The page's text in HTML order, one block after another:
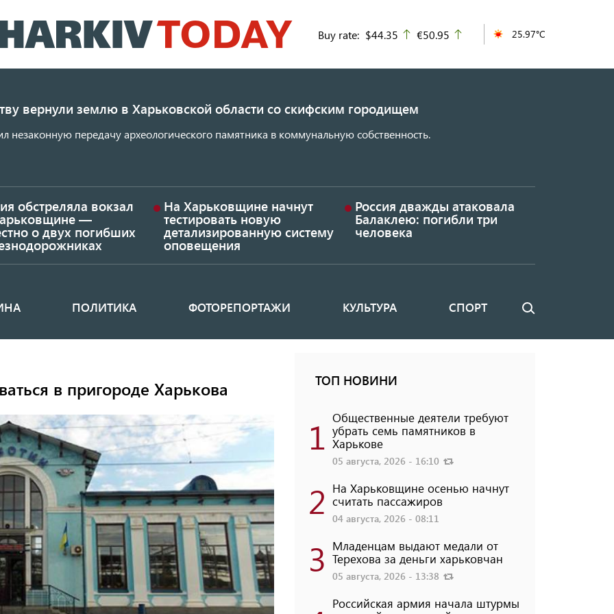
к
основному
Buy rate: $44.35 up
€50.95 25.97°C
вернули землю в Харьковской области со скифским городищем
незаконную передачу археологического памятника в коммунальную собственность.
обстреляла вокзал
—
о двух погибших
На Харьковщине начнут
тестировать новую
детализированную систему
оповещения
Россия дважды атаковала
Балаклею: погибли три
человека
ПОЛИТИКА ФОТОРЕПОРТАЖИ КУЛЬТУРА СПОРТ Поиск
в пригороде Харькова ТОП НОВИНИ
1 Общественные деятели требуют
убрать семь памятников в
Харькове
05 августа, 2026 - 16:10
2 На Харьковщине осенью начнут
считать пассажиров
04 августа, 2026 - 08:11
3 Младенцам выдают медали от
Терехова за деньги харьковчан
05 августа, 2026 - 13:38
Российская армия начала штурмы